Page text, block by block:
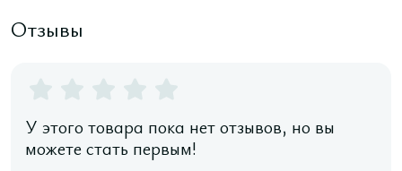
Отзывы
У этого товара пока нет отзывов, но вы
можете стать первым!